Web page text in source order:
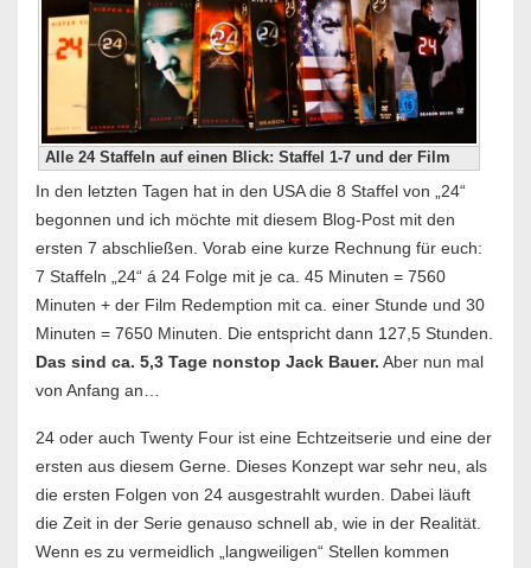
Alle 24 Staffeln auf einen Blick: Staffel 1-7 und der Film
In den letzten Tagen hat in den USA die 8 Staffel von „24“
begonnen und ich möchte mit diesem Blog-Post mit den
ersten 7 abschließen. Vorab eine kurze Rechnung für euch:
7 Staffeln „24“ á 24 Folge mit je ca. 45 Minuten = 7560
Minuten + der Film Redemption mit ca. einer Stunde und 30
Minuten = 7650 Minuten. Die entspricht dann 127,5 Stunden.
Das sind ca. 5,3 Tage nonstop Jack Bauer. Aber nun mal
von Anfang an…
24 oder auch Twenty Four ist eine Echtzeitserie und eine der
ersten aus diesem Gerne. Dieses Konzept war sehr neu, als
die ersten Folgen von 24 ausgestrahlt wurden. Dabei läuft
die Zeit in der Serie genauso schnell ab, wie in der Realität.
Wenn es zu vermeidlich „langweiligen“ Stellen kommen